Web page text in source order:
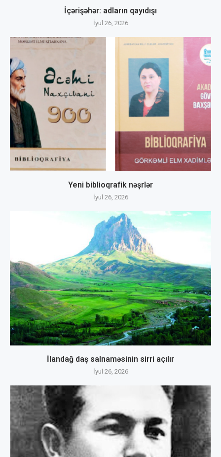
İçərişəhər: adların qayıdışı
İyul 26, 2026
Yeni biblioqrafik nəşrlər
İyul 26, 2026
İlandağ daş salnaməsinin sirri açılır
İyul 26, 2026